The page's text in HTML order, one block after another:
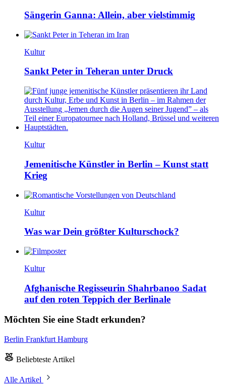
Sängerin Ganna: Allein, aber vielstimmig
Kultur
Sankt Peter in Teheran unter Druck
Kultur
Jemenitische Künstler in Berlin – Kunst statt
Krieg
Kultur
Was war Dein größter Kulturschock?
Kultur
Afghanische Regisseurin Shahrbanoo Sadat
auf den roten Teppich der Berlinale
Möchten Sie eine Stadt erkunden?
Berlin Frankfurt Hamburg
Beliebteste Artikel
Alle Artikel